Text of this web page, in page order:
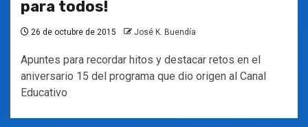
para todos!
26 de octubre de 2015 José K. Buendía
Apuntes para recordar hitos y destacar retos en el
aniversario 15 del programa que dio origen al Canal
Educativo